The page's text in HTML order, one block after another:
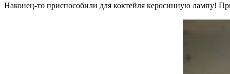
Наконец-то приспособили для коктейля керосинную лампу!